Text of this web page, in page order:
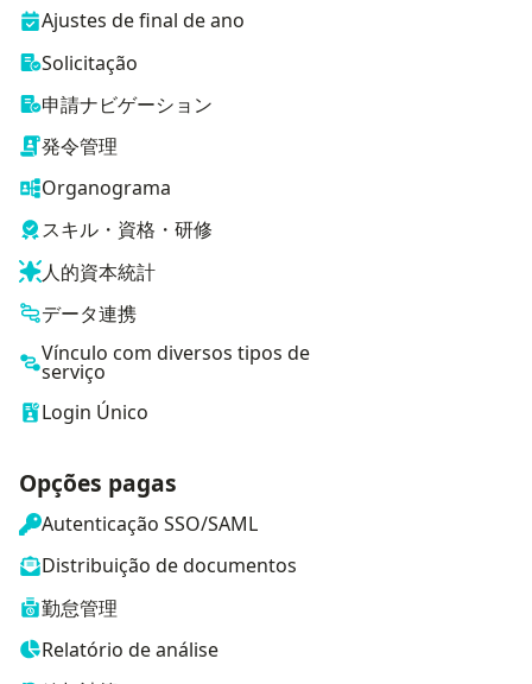
Ajustes de final de ano
Solicitação
申請ナビゲーション
発令管理
Organograma
スキル・資格・研修
人的資本統計
データ連携
Vínculo com diversos tipos de
serviço
Login Único
Opções pagas
Autenticação SSO/SAML
Distribuição de documentos
勤怠管理
Relatório de análise